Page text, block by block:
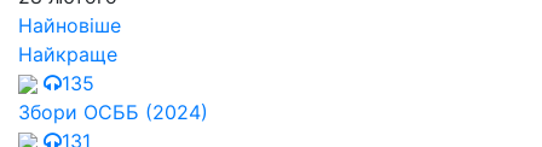
Найновіше
Найкраще
135
Збори ОСББ (2024)
131